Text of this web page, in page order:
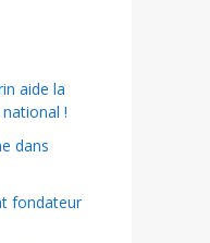
aide la
!
dans
fondateur